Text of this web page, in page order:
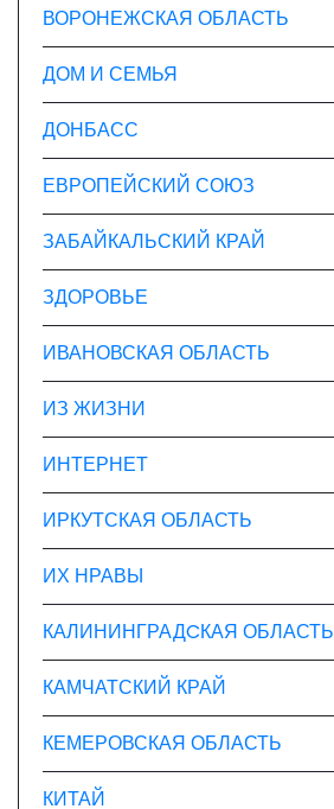
ВОРОНЕЖСКАЯ ОБЛАСТЬ
ДОМ И СЕМЬЯ
ДОНБАСС
ЕВРОПЕЙСКИЙ СОЮЗ
ЗАБАЙКАЛЬСКИЙ КРАЙ
ЗДОРОВЬЕ
ИВАНОВСКАЯ ОБЛАСТЬ
ИЗ ЖИЗНИ
ИНТЕРНЕТ
ИРКУТСКАЯ ОБЛАСТЬ
ИХ НРАВЫ
КАЛИНИНГРАДCКАЯ ОБЛАСТЬ
КАМЧАТСКИЙ КРАЙ
КЕМЕРОВСКАЯ ОБЛАСТЬ
КИТАЙ